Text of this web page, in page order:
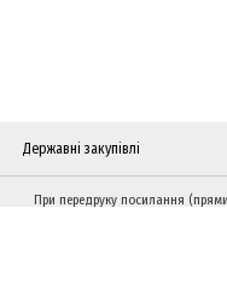
Державні закупівлі
При передруку посилання